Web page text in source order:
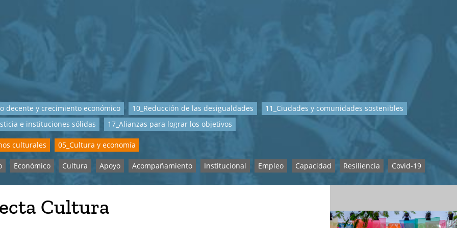
decente y crecimiento económico 10_Reducción de las desigualdades
11_Ciudades y comunidades sostenibles
e instituciones sólidas
17_Alianzas para lograr los objetivos
culturales 05_Cultura y economía
Económico Cultura Apoyo Acompañamiento Institucional Empleo Capacidad Resiliencia Covid-19
Cultura